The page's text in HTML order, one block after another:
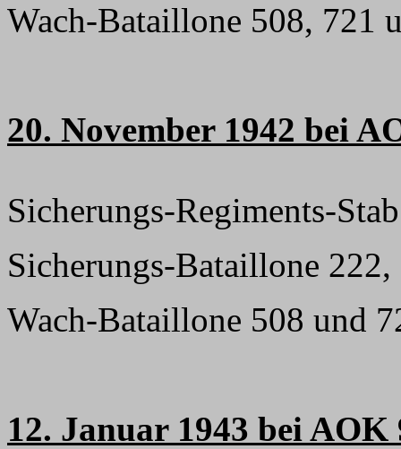
Wach-Bataillone 508, 721
20. November 1942 bei
Sicherungs-Regiments-
Sicherungs-Bataillone
Wach-Bataillone 508 und
12. Januar 1943 bei AOK